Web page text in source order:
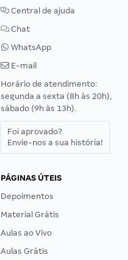
Central de ajuda
Chat
WhatsApp
E-mail
Horário de atendimento:
segunda a sexta (8h às 20h),
sábado (9h às 13h).
Foi aprovado?
Envie-nos a sua história!
PÁGINAS ÚTEIS
Depoimentos
Material Grátis
Aulas ao Vivo
Aulas Grátis